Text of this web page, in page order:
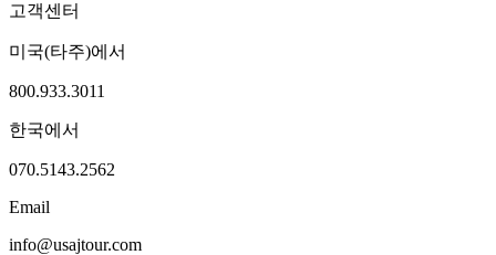
고객센터
미국(타주)에서
800.933.3011
한국에서
070.5143.2562
Email
info@usajtour.com